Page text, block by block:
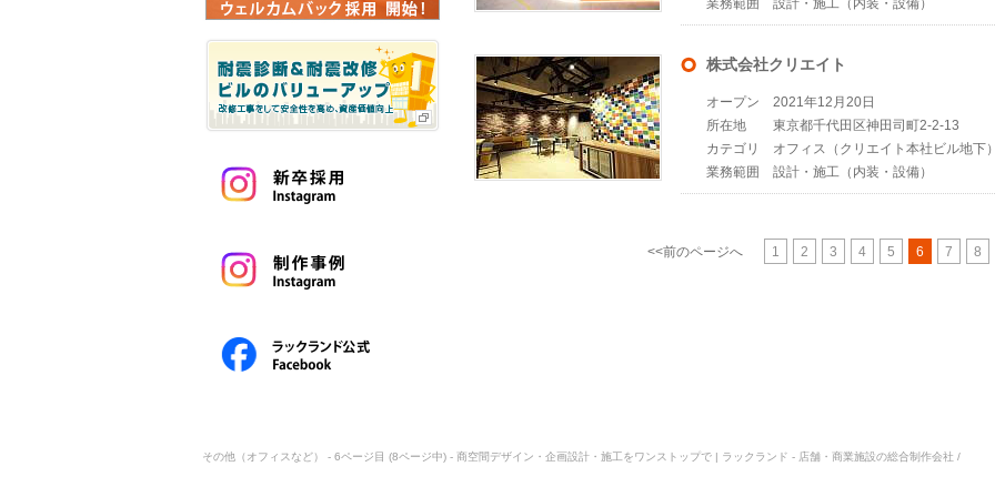
業務範囲
設計・施工（内装・設備）
株式会社クリエイト
オープン
2021年12月20日
所在地
東京都千代田区神田司町2-2-13
カテゴリ
オフィス（クリエイト本社ビル地下）
業務範囲
設計・施工（内装・設備）
<<前のページへ 1 2 3 4 5 6 7 8
その他（オフィスなど） - 6ページ目 (8ページ中) - 商空間デザイン・企画設計・施工をワンストップで | ラックランド - 店舗・商業施設の総合制作会社 /